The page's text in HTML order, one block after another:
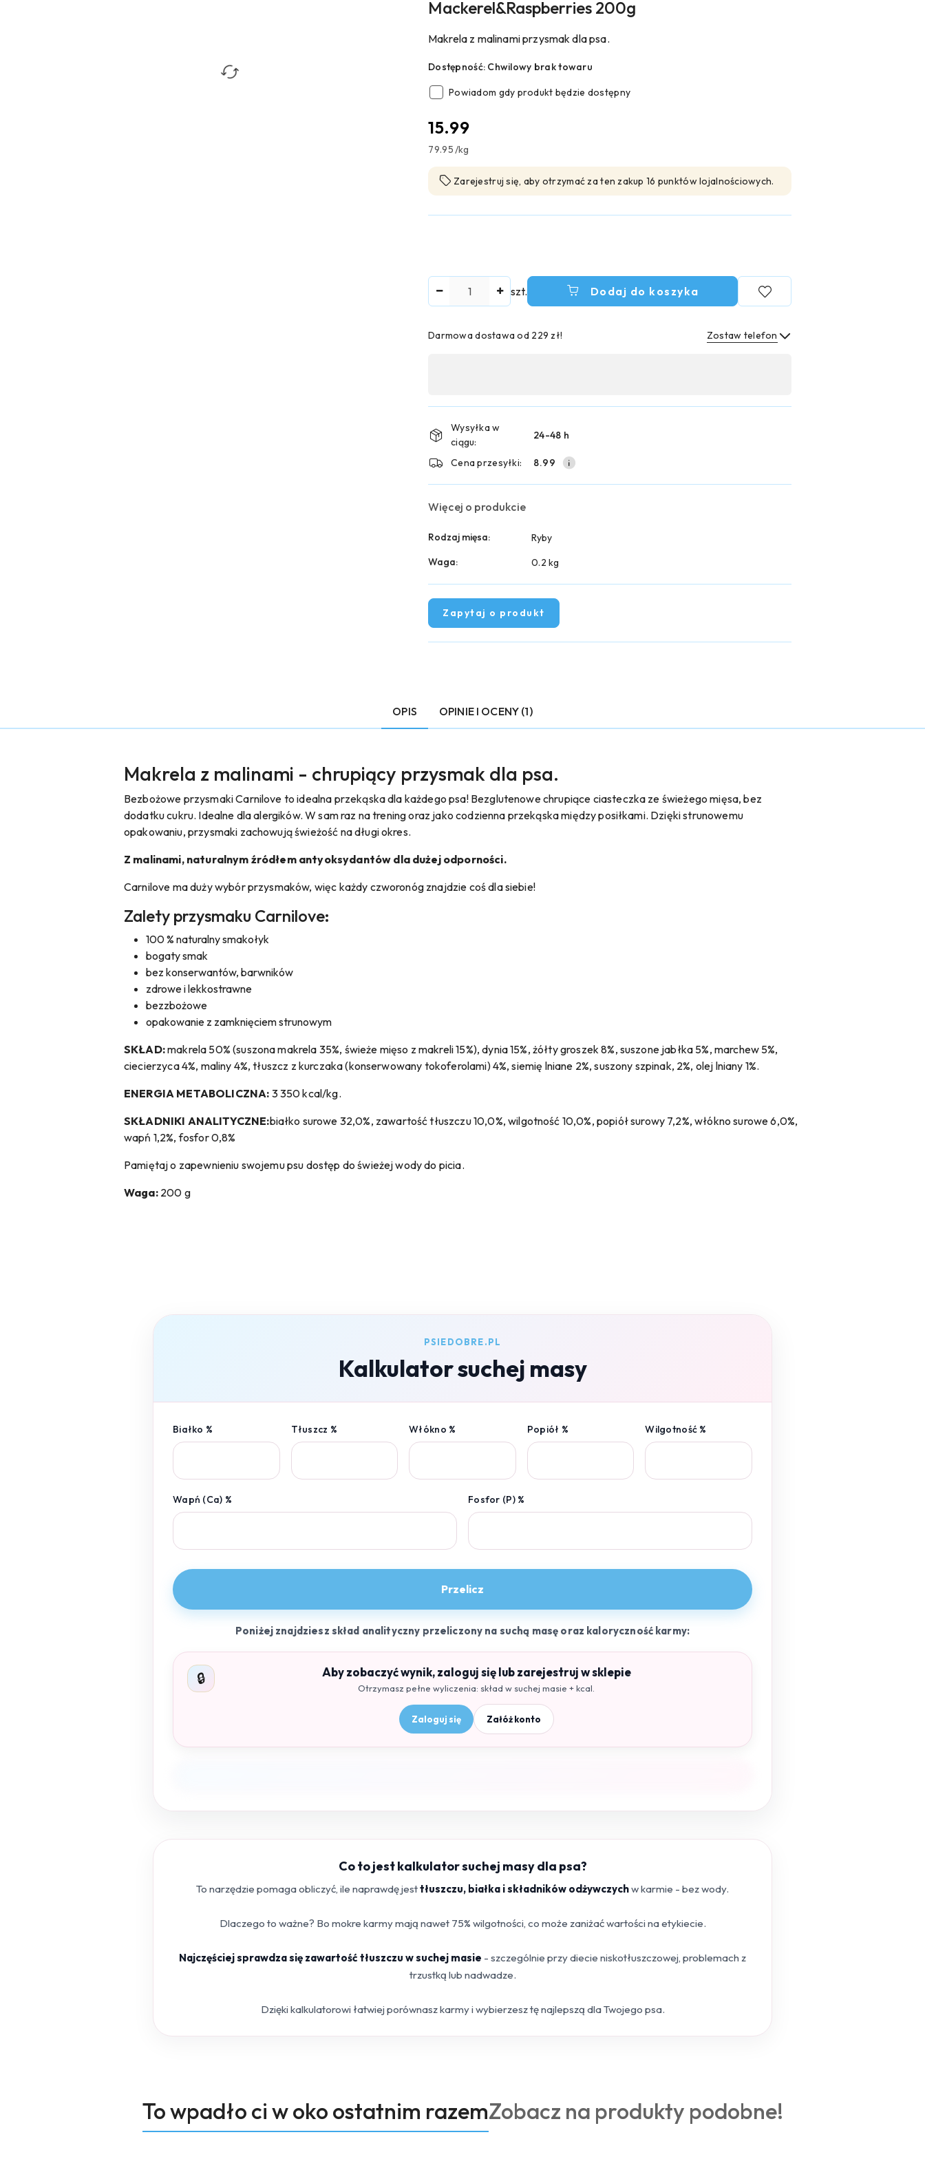
Mackerel&Raspberries 200g
Makrela z malinami przysmak dla psa.
Dostępność: Chwilowy brak towaru
Powiadom gdy produkt będzie dostępny
cena:
15.99
79.95/kg
Zarejestruj się, aby otrzymać za ten zakup 16 punktów lojalnościowych.
szt. Dodaj do koszyka
Darmowa dostawa od 229 zł! Zostaw telefon
płatność
i
dostawa
Wysyłka w
ciągu:
24-48 h
Cena przesyłki: 8.99
Więcej o produkcie
Rodzaj mięsa:
Ryby
Waga:
0.2 kg
Zapytaj o produkt
OPIS OPINIE I OCENY (1)
Makrela z malinami - chrupiący przysmak dla psa.
Bezbożowe przysmaki Carnilove to idealna przekąska dla każdego psa! Bezglutenowe chrupiące ciasteczka ze świeżego mięsa, bez
dodatku cukru. Idealne dla alergików. W sam raz na trening oraz jako codzienna przekąska między posiłkami. Dzięki strunowemu
opakowaniu, przysmaki zachowują świeżość na długi okres.
Z malinami, naturalnym źródłem antyoksydantów dla dużej odporności.
Carnilove ma duży wybór przysmaków, więc każdy czworonóg znajdzie coś dla siebie!
Zalety przysmaku Carnilove:
100 % naturalny smakołyk
bogaty smak
bez konserwantów, barwników
zdrowe i lekkostrawne
bezzbożowe
opakowanie z zamknięciem strunowym
SKŁAD:makrela 50% (suszona makrela 35%, świeże mięso z makreli 15%), dynia 15%, żółty groszek 8%, suszone jabłka 5%, marchew 5%,
ciecierzyca 4%, maliny 4%, tłuszcz z kurczaka (konserwowany tokoferolami) 4%, siemię lniane 2%, suszony szpinak, 2%, olej lniany 1%.
ENERGIA METABOLICZNA: 3 350 kcal/kg.
SKŁADNIKI ANALITYCZNE:białko surowe 32,0%, zawartość tłuszczu 10,0%, wilgotność 10,0%, popiół surowy 7,2%, włókno surowe 6,0%,
wapń 1,2%, fosfor 0,8%
Pamiętaj o zapewnieniu swojemu psu dostęp do świeżej wody do picia.
Waga:200 g
PSIEDOBRE.PL
Kalkulator suchej masy
Białko % Tłuszcz % Włókno % Popiół % Wilgotność %
Wapń (Ca) % Fosfor (P) %
Przelicz
Poniżej znajdziesz skład analityczny przeliczony na suchą masę oraz kaloryczność karmy:
🔒 Aby zobaczyć wynik, zaloguj się lub zarejestruj w sklepie
Otrzymasz pełne wyliczenia: skład w suchej masie + kcal.
Zaloguj się Załóż konto
Co to jest kalkulator suchej masy dla psa?
To narzędzie pomaga obliczyć, ile naprawdę jesttłuszczu, białka i składników odżywczychw karmie - bez wody.
Dlaczego to ważne? Bo mokre karmy mają nawet 75% wilgotności, co może zaniżać wartości na etykiecie.
Najczęściej sprawdza się zawartość tłuszczu w suchej masie - szczególnie przy diecie niskotłuszczowej, problemach z
trzustką lub nadwadze.
Dzięki kalkulatorowi łatwiej porównasz karmy i wybierzesz tę najlepszą dla Twojego psa.
Pomiń karuzelę produktówProdukty
o
To wpadło ci w oko ostatnim razemProdukty
o
Zobacz na produkty podobne!